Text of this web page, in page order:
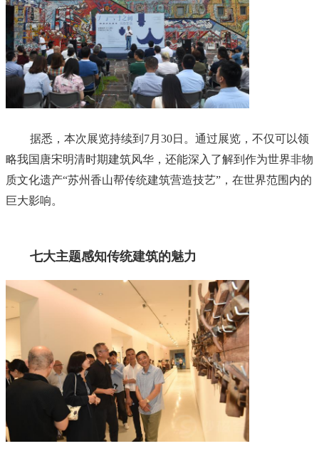
据悉，本次展览持续到7月30日。通过展览，不仅可以领
略我国唐宋明清时期建筑风华，还能深入了解到作为世界非物
质文化遗产“苏州香山帮传统建筑营造技艺”，在世界范围内的
巨大影响。
七大主题感知传统建筑的魅力